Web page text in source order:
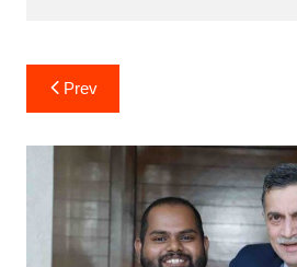
Post
navigation
Prev